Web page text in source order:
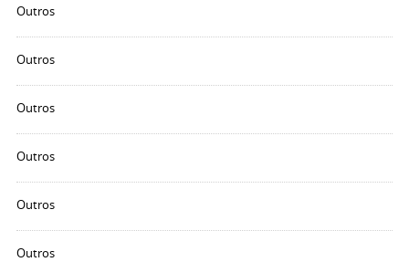
Outros
Outros
Outros
Outros
Outros
Outros